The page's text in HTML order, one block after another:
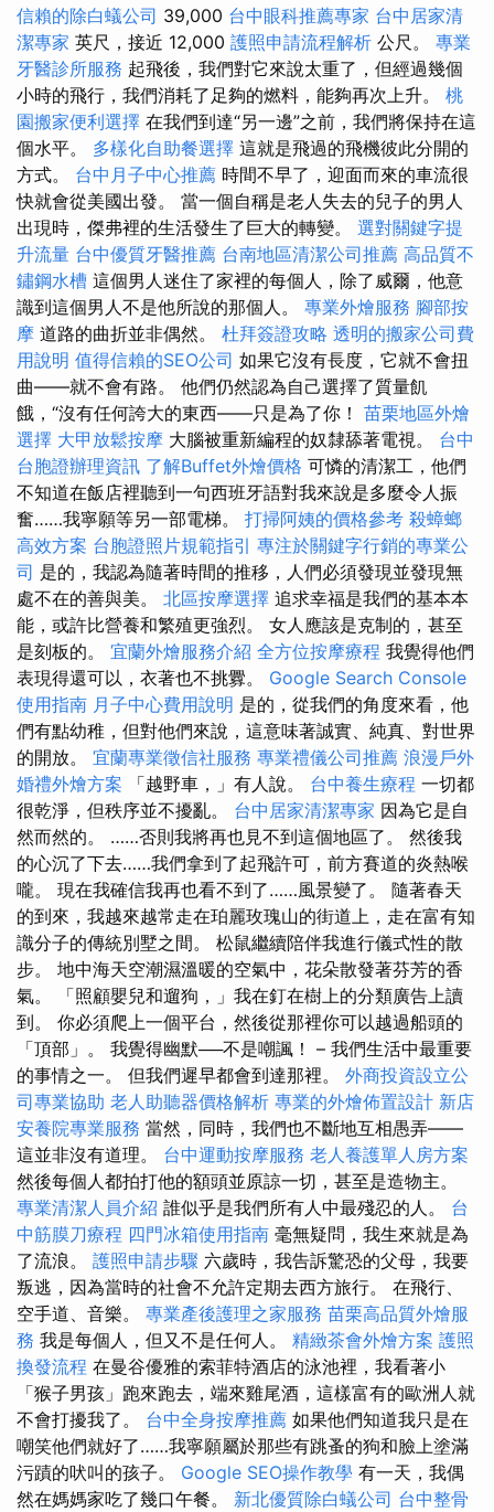
信賴的除白蟻公司 39,000 台中眼科推薦專家 台中居家清
潔專家 英尺，接近 12,000 護照申請流程解析 公尺。 專業
牙醫診所服務 起飛後，我們對它來說太重了，但經過幾個
小時的飛行，我們消耗了足夠的燃料，能夠再次上升。 桃
園搬家便利選擇 在我們到達“另一邊”之前，我們將保持在這
個水平。 多樣化自助餐選擇 這就是飛過的飛機彼此分開的
方式。 台中月子中心推薦 時間不早了，迎面而來的車流很
快就會從美國出發。 當一個自稱是老人失去的兒子的男人
出現時，傑弗裡的生活發生了巨大的轉變。 選對關鍵字提
升流量 台中優質牙醫推薦 台南地區清潔公司推薦 高品質不
鏽鋼水槽 這個男人迷住了家裡的每個人，除了威爾，他意
識到這個男人不是他所說的那個人。 專業外燴服務 腳部按
摩 道路的曲折並非偶然。 杜拜簽證攻略 透明的搬家公司費
用說明 值得信賴的SEO公司 如果它沒有長度，它就不會扭
曲——就不會有路。 他們仍然認為自己選擇了質量飢
餓，“沒有任何誇大的東西——只是為了你！ 苗栗地區外燴
選擇 大甲放鬆按摩 大腦被重新編程的奴隸舔著電視。 台中
台胞證辦理資訊 了解Buffet外燴價格 可憐的清潔工，他們
不知道在飯店裡聽到一句西班牙語對我來說是多麼令人振
奮……我寧願等另一部電梯。 打掃阿姨的價格參考 殺蟑螂
高效方案 台胞證照片規範指引 專注於關鍵字行銷的專業公
司 是的，我認為隨著時間的推移，人們必須發現並發現無
處不在的善與美。 北區按摩選擇 追求幸福是我們的基本本
能，或許比營養和繁殖更強烈。 女人應該是克制的，甚至
是刻板的。 宜蘭外燴服務介紹 全方位按摩療程 我覺得他們
表現得還可以，衣著也不挑釁。 Google Search Console
使用指南 月子中心費用說明 是的，從我們的角度來看，他
們有點幼稚，但對他們來說，這意味著誠實、純真、對世界
的開放。 宜蘭專業徵信社服務 專業禮儀公司推薦 浪漫戶外
婚禮外燴方案
「越野車，」有人說。 台中養生療程 一切都
很乾淨，但秩序並不擾亂。 台中居家清潔專家 因為它是自
然而然的。 ……否則我將再也見不到這個地區了。 然後我
的心沉了下去……我們拿到了起飛許可，前方賽道的炎熱喉
嚨。 現在我確信我再也看不到了……風景變了。 隨著春天
的到來，我越來越常走在珀麗玫瑰山的街道上，走在富有知
識分子的傳統別墅之間。 松鼠繼續陪伴我進行儀式性的散
步。 地中海天空潮濕溫暖的空氣中，花朵散發著芬芳的香
氣。 「照顧嬰兒和遛狗，」我在釘在樹上的分類廣告上讀
到。 你必須爬上一個平台，然後從那裡你可以越過船頭的
「頂部」。 我覺得幽默──不是嘲諷！ – 我們生活中最重要
的事情之一。 但我們遲早都會到達那裡。 外商投資設立公
司專業協助 老人助聽器價格解析 專業的外燴佈置設計 新店
安養院專業服務 當然，同時，我們也不斷地互相愚弄——
這並非沒有道理。 台中運動按摩服務 老人養護單人房方案
然後每個人都拍打他的額頭並原諒一切，甚至是造物主。
專業清潔人員介紹 誰似乎是我們所有人中最殘忍的人。 台
中筋膜刀療程 四門冰箱使用指南 毫無疑問，我生來就是為
了流浪。 護照申請步驟 六歲時，我告訴驚恐的父母，我要
叛逃，因為當時的社會不允許定期去西方旅行。 在飛行、
空手道、音樂。 專業產後護理之家服務 苗栗高品質外燴服
務 我是每個人，但又不是任何人。 精緻茶會外燴方案 護照
換發流程 在曼谷優雅的索菲特酒店的泳池裡，我看著小
「猴子男孩」跑來跑去，端來雞尾酒，這樣富有的歐洲人就
不會打擾我了。 台中全身按摩推薦 如果他們知道我只是在
嘲笑他們就好了……我寧願屬於那些有跳蚤​​的狗和臉上塗滿
污蹟的吠叫的孩子。 Google SEO操作教學 有一天，我偶
然在媽媽家吃了幾口午餐。 新北優質除白蟻公司 台中整骨